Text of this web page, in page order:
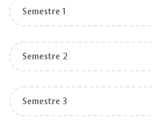
Semestre 1
Semestre 2
Semestre 3